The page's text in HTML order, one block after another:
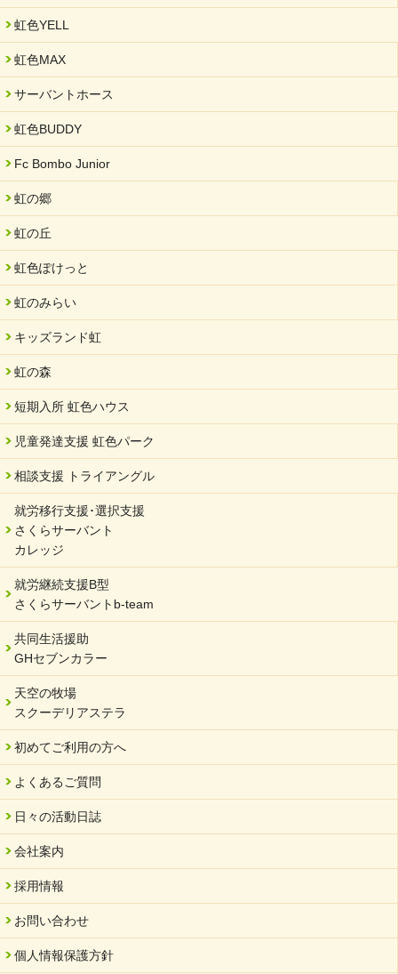
「可児の企業魅力発見フェア」に出展しました
就労継続支援B型「エコボール」事業を始めました
2024/09/10
2024/08/26
2024/08/01
夏休み学習支援・可茂自悠学舎
2024/07/03
中部学院大学「現代福祉マネジメント」ゲスト講師
2024/04/17
SDGs発表会・研修会
2024/04/05
中学生向けのフリースクール「可茂自悠学舎」開設
2024/04/01
を開催しました。
2024/02/20
2024/02/02
岐阜県 ワーク・ライフ・バランス推進エクセレント企業認定
2024/01/15
令和6年能登半島地震被災者支援において
2023/12/29
年末年始のお知らせ
2023/12/18
北方支店・保護者交流会「収穫祭」
2023/11/08
オンラインショップを開設しました
2023/10/20
「可児の企業魅力発見フェア」に出展しました
2023/10/17
馬糞堆肥「馬の力」販売開始
2023/08/18
クラウドファンディングのご案内
yahooショッピングサイト本日開店
2023/02/16
虹色YELL
虹色MAX
サーバントホース
虹色BUDDY
Fc Bombo Junior
虹の郷
虹の丘
虹色ぽけっと
虹のみらい
キッズランド虹
虹の森
短期入所 虹色ハウス
児童発達支援 虹色パーク
相談支援 トライアングル
就労移行支援･選択支援
さくらサーバント
カレッジ
就労継続支援B型
さくらサーバントb-team
共同生活援助
GHセブンカラー
天空の牧場
スクーデリアステラ
初めてご利用の方へ
よくあるご質問
日々の活動日誌
会社案内
採用情報
お問い合わせ
個人情報保護方針